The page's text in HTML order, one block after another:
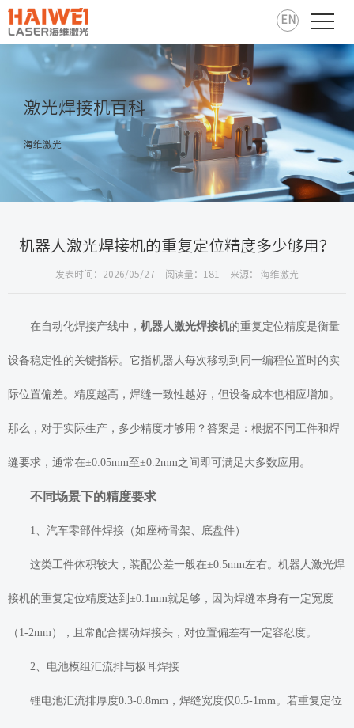
EN
激光焊接机百科
海维激光
机器人激光焊接机的重复定位精度多少够用？
发表时间：2026/05/27 阅读量：181 来源： 海维激光
在自动化焊接产线中， 机器人激光焊接机的重复定位精度是衡量
设备稳定性的关键指标。它指机器人每次移动到同一编程位置时的实
际位置偏差。精度越高，焊缝一致性越好，但设备成本也相应增加。
那么，对于实际生产，多少精度才够用？答案是：根据不同工件和焊
缝要求，通常在±0.05mm至±0.2mm之间即可满足大多数应用。
不同场景下的精度要求
1、汽车零部件焊接（如座椅骨架、底盘件）
这类工件体积较大，装配公差一般在±0.5mm左右。机器人激光焊
接机的重复定位精度达到±0.1mm就足够，因为焊缝本身有一定宽度
（1-2mm），且常配合摆动焊接头，对位置偏差有一定容忍度。
2、电池模组汇流排与极耳焊接
锂电池汇流排厚度0.3-0.8mm，焊缝宽度仅0.5-1mm。若重复定位